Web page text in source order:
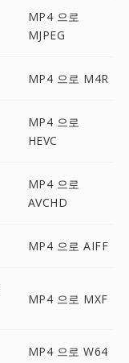
MP4 으로
MJPEG
MP4 으로 M4R
MP4 으로
HEVC
MP4 으로
AVCHD
MP4 으로 AIFF
MP4 으로 MXF
MP4 으로 W64